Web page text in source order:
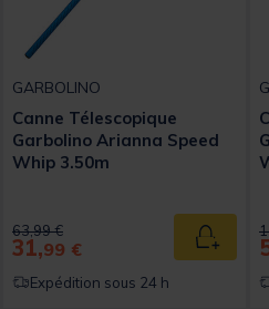
GARBOLINO
Canne Télescopique
Garbolino Arianna Speed
Whip 3.50m
Price reduced from
63,99 €to
31,99 € Ajouter
Expédition sous 24 h